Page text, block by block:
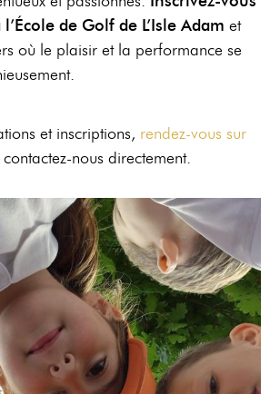
de Golf de L’Isle Adam et
où le plaisir et la performance se
et inscriptions, rendez-vous sur
nous directement.